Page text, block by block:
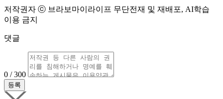
저작권자 ⓒ 브라보마이라이프 무단전재 및 재배포, AI학습
이용 금지
댓글
0 / 300